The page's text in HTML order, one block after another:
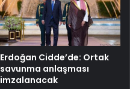
Erdoğan Cidde’de: Ortak
savunma anlaşması
imzalanacak